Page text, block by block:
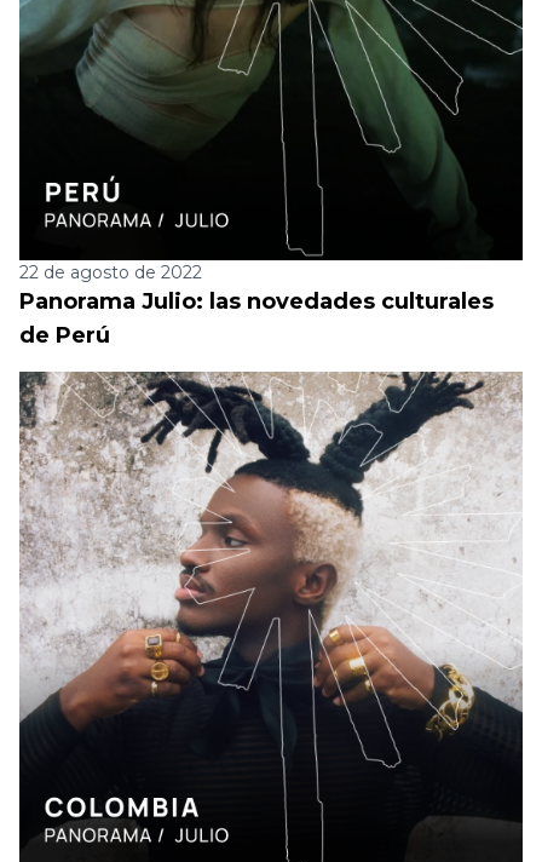
22 de agosto de 2022
Panorama Julio: las novedades culturales
de Perú